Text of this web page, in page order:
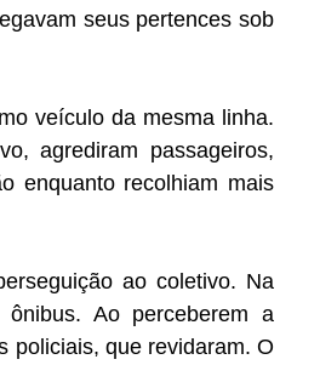
seus pertences sob
veículo da mesma linha.
agrediram passageiros,
enquanto recolhiam mais
ao coletivo. Na
Ao perceberem a
policiais, que revidaram. O